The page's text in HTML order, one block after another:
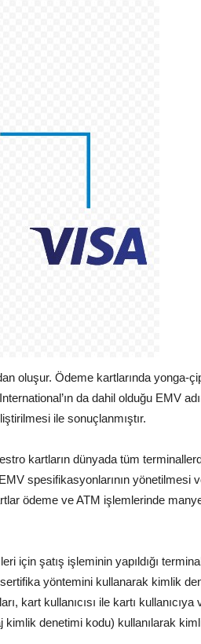
oluşur. Ödeme kartlarında yonga-
da dahil olduğu EMV
ile sonuçlanmıştır.
kartların dünyada tüm
spesifikasyonlarının yönetilmesi
ödeme ve ATM işlemlerinde
için şatış işleminin yapıldığı
yöntemini kullanarak kimlik
kart kullanıcısı ile kartı
denetimi kodu) kullanılarak